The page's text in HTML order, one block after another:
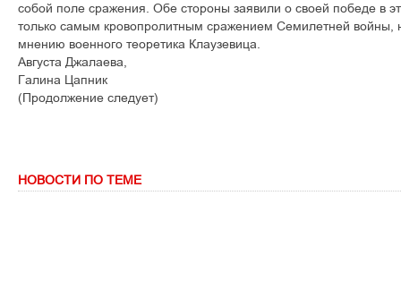
собой поле сражения. Обе стороны заявили о своей победе в
только самым кровопролитным сражением Семилетней
мнению военного теоретика Клаузевица.
Августа Джалаева,
Галина Цапник
(Продолжение следует)
НОВОСТИ ПО ТЕМЕ